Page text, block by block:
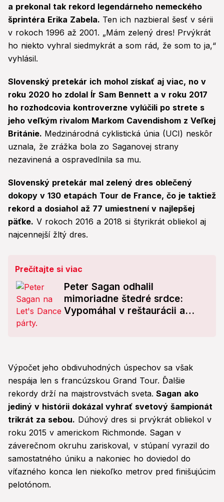
a prekonal tak rekord legendárneho nemeckého
šprintéra Erika Zabela. Ten ich nazbieral šesť v sérii
v rokoch 1996 až 2001. „Mám zelený dres! Prvýkrát
ho niekto vyhral siedmykrát a som rád, že som to ja,“
vyhlásil.
Slovenský pretekár ich mohol získať aj viac, no v
roku 2020 ho zdolal Ír Sam Bennett a v roku 2017
ho rozhodcovia kontroverzne vylúčili po strete s
jeho veľkým rivalom Markom Cavendishom z Veľkej
Británie. Medzinárodná cyklistická únia (UCI) neskôr
uznala, že zrážka bola zo Saganovej strany
nezavinená a ospravedlnila sa mu.
Slovenský pretekár mal zelený dres oblečený
dokopy v 130 etapách Tour de France, čo je taktiež
rekord a dosiahol až 77 umiestnení v najlepšej
päťke. V rokoch 2016 a 2018 si štyrikrát obliekol aj
najcennejší žltý dres.
Prečítajte si viac
Peter Sagan odhalil
mimoriadne štedré srdce:
Vypomáhal v reštaurácii a
Výpočet jeho obdivuhodných úspechov sa však
nespája len s francúzskou Grand Tour. Ďalšie
rekordy drží na majstrovstvách sveta. Sagan ako
jediný v histórii dokázal vyhrať svetový šampionát
trikrát za sebou. Dúhový dres si prvýkrát obliekol v
roku 2015 v americkom Richmonde. Sagan v
záverečnom okruhu zariskoval, v stúpaní vyrazil do
samostatného úniku a nakoniec ho doviedol do
víťazného konca len niekoľko metrov pred finišujúcim
pelotónom.